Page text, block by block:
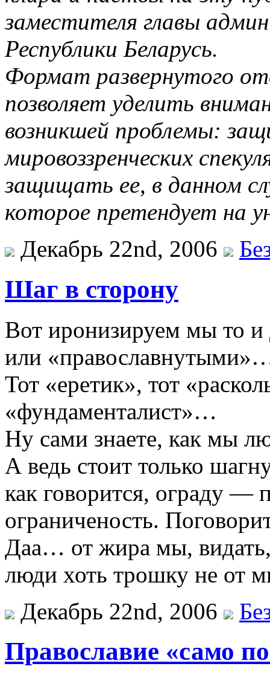
заместителя главы
Республики Беларусь.
Формат развернутого
позволяет уделить
возникшей проблемы:
мировоззренческих
защищать ее, в данном
которое претендует на
Декабрь 22nd, 2006
Шаг в сторону
Вот иронизируем мы то и
или
Тот «еретик», тот
«фундаменталист»…
Ну сами знаете, как мы
А ведь стоит только
как говорится, ограду —
ограниченость.
Даа… от жира мы,
люди хоть трошку не от
Декабрь 22nd, 2006
Православие «само по